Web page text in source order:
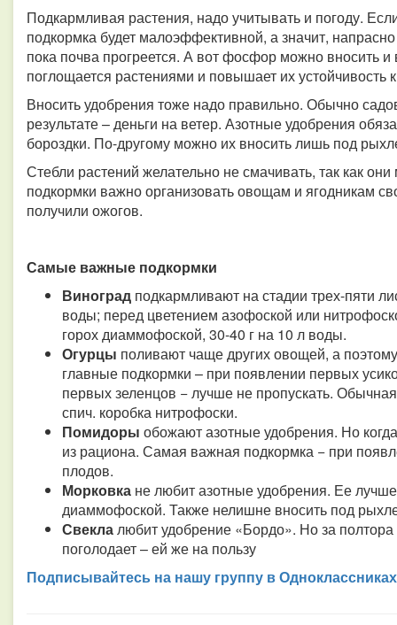
Подкармливая растения, надо учитывать и погоду.
подкормка будет малоэффективной, а значит,
пока почва прогреется. А вот фосфор можно вносить
поглощается растениями и повышает их устойчивость
Вносить удобрения тоже надо правильно. Обычно
результате – деньги на ветер. Азотные удобрения
бороздки. По-другому можно их вносить лишь под
Стебли растений желательно не смачивать, так как
подкормки важно организовать овощам и ягодникам
получили ожогов.
Самые важные подкормки
Виноград подкармливают на стадии трех-пяти
воды; перед цветением азофоской или
горох диаммофоской, 30-40 г на 10 л воды.
Огурцы поливают чаще других овощей, а
главные подкормки – при появлении первых
первых зеленцов − лучше не пропускать.
спич. коробка нитрофоски.
Помидоры обожают азотные удобрения. Но
из рациона. Самая важная подкормка − при
плодов.
Морковка не любит азотные удобрения. Ее
диаммофоской. Также нелишне вносить под
Свеклалюбит удобрение «Бордо». Но за
поголодает – ей же на пользу
Подписывайтесь на нашу группу в Одноклассниках